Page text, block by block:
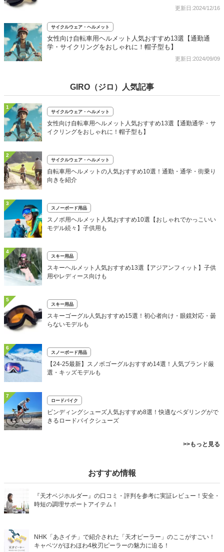
更新日:2024/12/16
サイクルウェア・ヘルメット
女性向け自転車用ヘルメット人気おすすめ13選【通勤通
学・サイクリングをおしゃれに！帽子型も】
更新日:2024/09/09
GIRO（ジロ）人気記事
1
サイクルウェア・ヘルメット
女性向け自転車用ヘルメット人気おすすめ13選【通勤通学・サ
イクリングをおしゃれに！帽子型も】
2
サイクルウェア・ヘルメット
自転車用ヘルメットの人気おすすめ10選！通勤・通学・街乗り
向きを紹介
3
スノーボード用品
スノボ用ヘルメット人気おすすめ10選【おしゃれでかっこいい
モデル続々】子供用も
4
スキー用品
スキーヘルメット人気おすすめ13選【アジアンフィット】子供
用やレディース向けも
5
スキー用品
スキーゴーグル人気おすすめ15選！初心者向け・眼鏡対応・曇
らないモデルも
6
スノーボード用品
【24-25最新】スノボゴーグルおすすめ14選！人気ブランド厳
選・キッズモデルも
7
ロードバイク
ビンディングシューズ人気おすすめ8選！快適なペダリングがで
きるロードバイクシューズ
>>もっと見る
おすすめ情報
『天才ベジホルダー』の口コミ・評判を参考に実証レビュー！安全・
時短の調理サポートアイテム！
NHK「あさイチ」で紹介された「天才ピーラー」のここがすごい！
キャベツがほわほわ4枚刃ピーラーの魅力に迫る！